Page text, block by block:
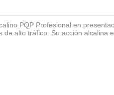
PQP Profesional en
de alto tráfico. Su acción alcalina